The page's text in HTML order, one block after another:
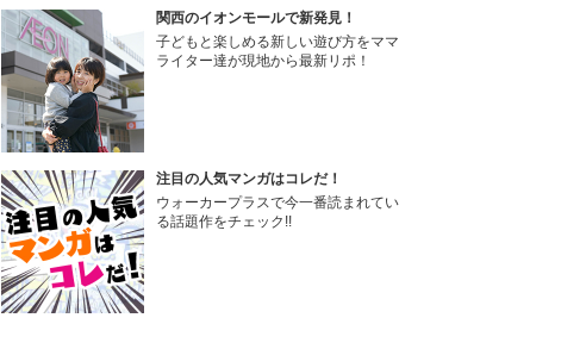
関西のイオンモールで新発見！
子どもと楽しめる新しい遊び方をママ
ライター達が現地から最新リポ！
注目の人気マンガはコレだ！
ウォーカープラスで今一番読まれてい
る話題作をチェック!!